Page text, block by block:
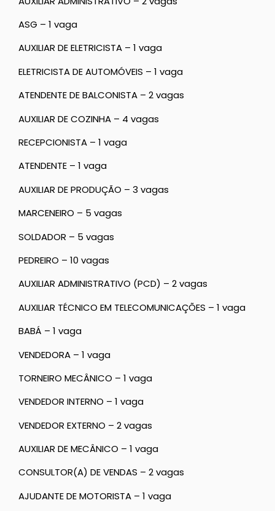
ASG – 1 vaga
AUXILIAR DE ELETRICISTA – 1 vaga
ELETRICISTA DE AUTOMÓVEIS – 1 vaga
ATENDENTE DE BALCONISTA – 2 vagas
AUXILIAR DE COZINHA – 4 vagas
RECEPCIONISTA – 1 vaga
ATENDENTE – 1 vaga
AUXILIAR DE PRODUÇÃO – 3 vagas
MARCENEIRO – 5 vagas
SOLDADOR – 5 vagas
PEDREIRO – 10 vagas
AUXILIAR ADMINISTRATIVO (PCD) – 2 vagas
AUXILIAR TÉCNICO EM TELECOMUNICAÇÕES – 1 vaga
BABÁ – 1 vaga
VENDEDORA – 1 vaga
TORNEIRO MECÂNICO – 1 vaga
VENDEDOR INTERNO – 1 vaga
VENDEDOR EXTERNO – 2 vagas
AUXILIAR DE MECÂNICO – 1 vaga
CONSULTOR(A) DE VENDAS – 2 vagas
AJUDANTE DE MOTORISTA – 1 vaga